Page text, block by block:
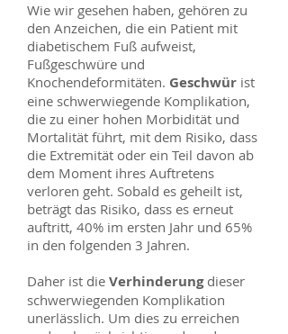
Wie wir gesehen haben, gehören zu
den Anzeichen, die ein Patient mit
diabetischem Fuß aufweist,
Fußgeschwüre und
Knochendeformitäten. Geschwür ist
eine schwerwiegende Komplikation,
die zu einer hohen Morbidität und
Mortalität führt, mit dem Risiko, dass
die Extremität oder ein Teil davon ab
dem Moment ihres Auftretens
verloren geht. Sobald es geheilt ist,
beträgt das Risiko, dass es erneut
auftritt, 40% im ersten Jahr und 65%
in den folgenden 3 Jahren.
Daher ist die Verhinderungdieser
schwerwiegenden Komplikation
unerlässlich. Um dies zu erreichen